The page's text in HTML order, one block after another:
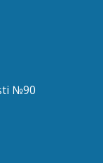
№90